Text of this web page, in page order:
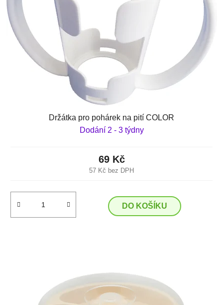
Držátka pro pohárek na pití COLOR
Dodání 2 - 3 týdny
57 Kč bez DPH
69 Kč
DO KOŠÍKU